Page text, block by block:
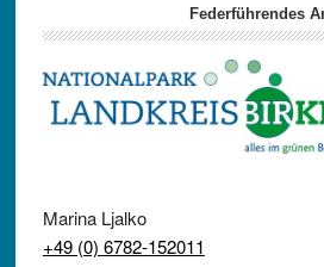
Footer Federführendes
Marina Ljalko
+49 (0) 6782-152011